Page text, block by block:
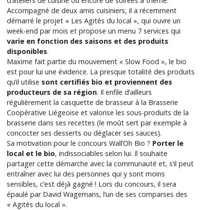
Accompagné de deux amis cuisiniers, il a récemment
démarré le projet « Les Agités du local », qui ouvre un
week-end par mois et propose un menu 7 services qui
varie en fonction des saisons et des produits
disponibles.
Maxime fait partie du mouvement « Slow Food », le bio
est pour lui une évidence. La presque totalité des produits
qu’il utilise sont certifiés bio et proviennent des
producteurs de sa région. Il enfile d’ailleurs
régulièrement la casquette de brasseur à la Brasserie
Coopérative Liégeoise et valorise les sous-produits de la
brasserie dans ses recettes (le moût sert par exemple à
concocter ses desserts ou déglacer ses sauces).
Sa motivation pour le concours Wall’Oh Bio ? Porter le
local et le bio, indissociables selon lui. Il souhaite
partager cette démarche avec la communauté et, s’il peut
entraîner avec lui des personnes qui y sont moins
sensibles, c’est déjà gagné ! Lors du concours, il sera
épaulé par David Wagemans, l’un de ses comparses des
« Agités du local ».